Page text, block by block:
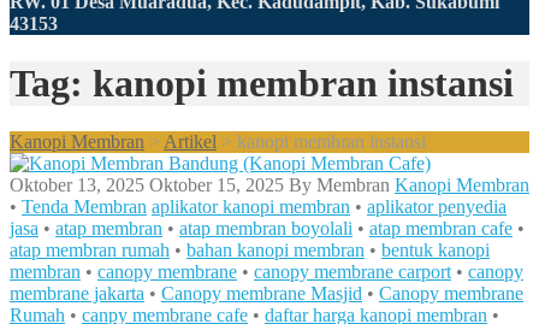
43153
Tag: kanopi membran instansi
Kanopi Membran > Artikel > kanopi membran instansi
Oktober 13, 2025 Oktober 15, 2025 By Membran Kanopi Membran
• Tenda Membran aplikator kanopi membran • aplikator penyedia
jasa • atap membran • atap membran boyolali • atap membran cafe •
atap membran rumah • bahan kanopi membran • bentuk kanopi
membran • canopy membrane • canopy membrane carport • canopy
membrane jakarta • Canopy membrane Masjid • Canopy membrane
Rumah • canpy membrane cafe • daftar harga kanopi membran •